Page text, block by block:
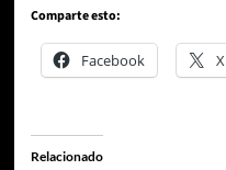
Comparte esto:
Facebook X
Relacionado